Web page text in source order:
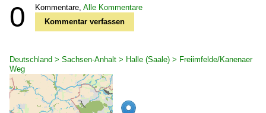
0 Kommentare, Alle Kommentare
Kommentar verfassen
Deutschland > Sachsen-Anhalt > Halle (Saale) > Freiimfelde/Kanenaer
Weg